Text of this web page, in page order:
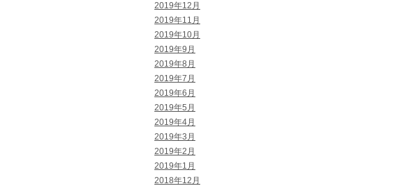
2019年12月
2019年11月
2019年10月
2019年9月
2019年8月
2019年7月
2019年6月
2019年5月
2019年4月
2019年3月
2019年2月
2019年1月
2018年12月